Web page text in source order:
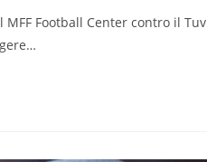
Football Center contro il